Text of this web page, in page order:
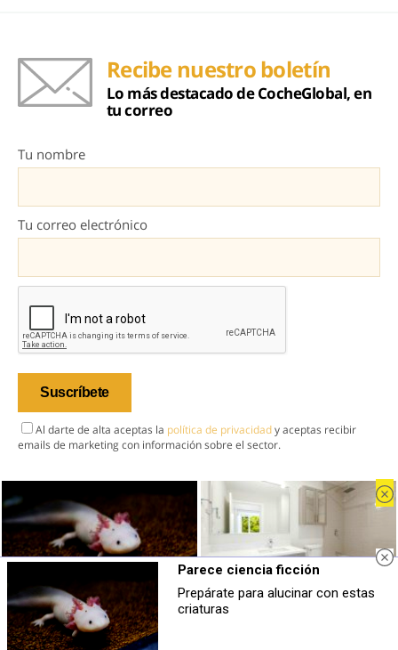
Recibe nuestro boletín
Lo más destacado de CocheGlobal, en
tu correo
Tu nombre
Tu correo electrónico
Al darte de alta aceptas la política de privacidady aceptas recibir
emails de marketing con información sobre el sector.
Inicio
Industria
Mercado
Tendencias
Parece ciencia ficción
Prepárate para alucinar con estas
criaturas
¿Conocías estos 5 consejos?
Consejos infalibles para eliminar la
Parece ciencia ficción
Prepárate para alucinar con estas
criaturas